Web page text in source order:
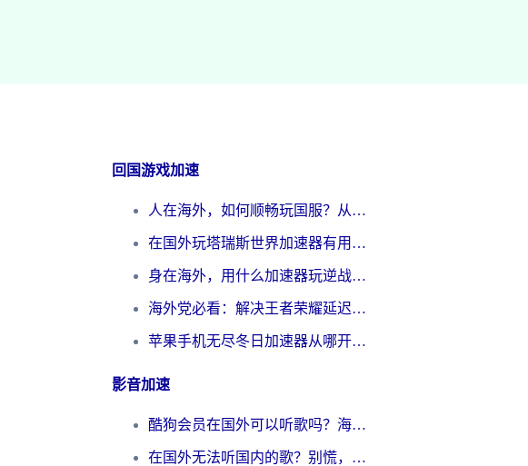
回国游戏加速
人在海外，如何顺畅玩国服？从《王者荣耀》到《云图计划》的加速器终极指南
在国外玩塔瑞斯世界加速器有用吗？海外玩家亲测后的真实答案
身在海外，用什么加速器玩逆战才能告别延迟？
海外党必看：解决王者荣耀延迟的加速器终极指南——从EVE到猫和老鼠，一个工具全搞定
苹果手机无尽冬日加速器从哪开启？海外玩家的冬日生存指南
影音加速
酷狗会员在国外可以听歌吗？海外党亲测有效：3步解决音乐权限难题
在国外无法听国内的歌？别慌，这样操作就能畅听QQ音乐（附亲测加速器推荐）